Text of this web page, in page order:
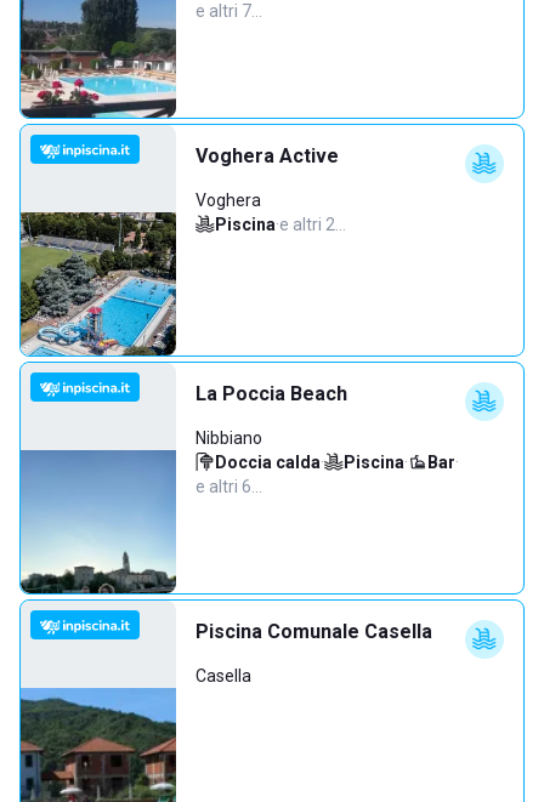
e altri 7…
Voghera Active
Voghera
Piscina·e altri 2…
La Poccia Beach
Nibbiano
Doccia calda· Piscina· Bar·
e altri 6…
Piscina Comunale Casella
Casella